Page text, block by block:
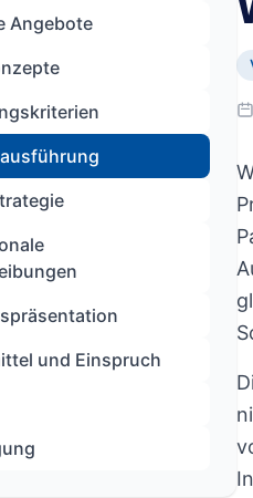
Angebote
und Einspruch